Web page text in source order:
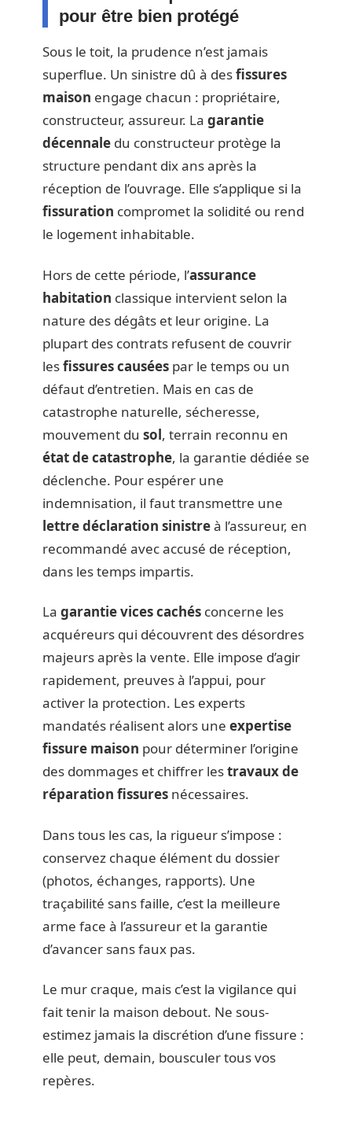
pour être bien protégé
Sous le toit, la prudence n’est jamais
superflue. Un sinistre dû à desfissures
maison engage chacun : propriétaire,
constructeur, assureur. La garantie
décennale du constructeur protège la
structure pendant dix ans après la
réception de l’ouvrage. Elle s’applique si la
fissuration compromet la solidité ou rend
le logement inhabitable.
Hors de cette période, l’assurance
habitation classique intervient selon la
nature des dégâts et leur origine. La
plupart des contrats refusent de couvrir
lesfissures causées par le temps ou un
défaut d’entretien. Mais en cas de
catastrophe naturelle, sécheresse,
mouvement du sol, terrain reconnu en
état de catastrophe, la garantie dédiée se
déclenche. Pour espérer une
indemnisation, il faut transmettre une
lettre déclaration sinistreà l’assureur, en
recommandé avec accusé de réception,
dans les temps impartis.
La garantie vices cachés concerne les
acquéreurs qui découvrent des désordres
majeurs après la vente. Elle impose d’agir
rapidement, preuves à l’appui, pour
activer la protection. Les experts
mandatés réalisent alors une expertise
fissure maison pour déterminer l’origine
des dommages et chiffrer lestravaux de
réparation fissures nécessaires.
Dans tous les cas, la rigueur s’impose :
conservez chaque élément du dossier
(photos, échanges, rapports). Une
traçabilité sans faille, c’est la meilleure
arme face à l’assureur et la garantie
d’avancer sans faux pas.
Le mur craque, mais c’est la vigilance qui
fait tenir la maison debout. Ne sous-
estimez jamais la discrétion d’une fissure :
elle peut, demain, bousculer tous vos
repères.